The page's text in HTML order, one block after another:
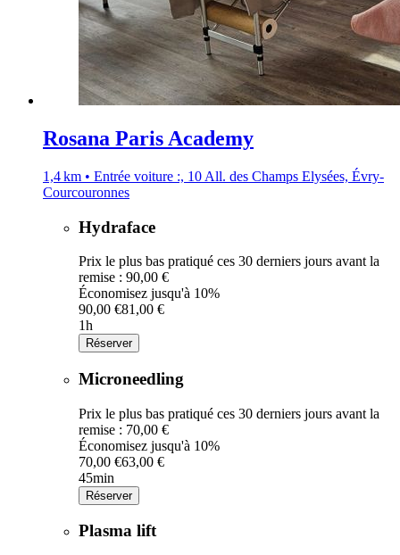
Rosana Paris Academy
1,4 km • Entrée voiture :, 10 All. des Champs Elysées, Évry-
Courcouronnes
Hydraface
Prix le plus bas pratiqué ces 30 derniers jours avant la
remise : 90,00 €
Économisez jusqu'à 10%
90,00 €81,00 €
1h
Réserver
Microneedling
Prix le plus bas pratiqué ces 30 derniers jours avant la
remise : 70,00 €
Économisez jusqu'à 10%
70,00 €63,00 €
45min
Réserver
Plasma lift